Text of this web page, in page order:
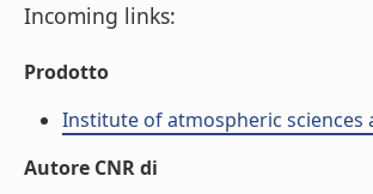
Incoming links:
Prodotto
Institute of atmospheric sciences
Autore CNR di